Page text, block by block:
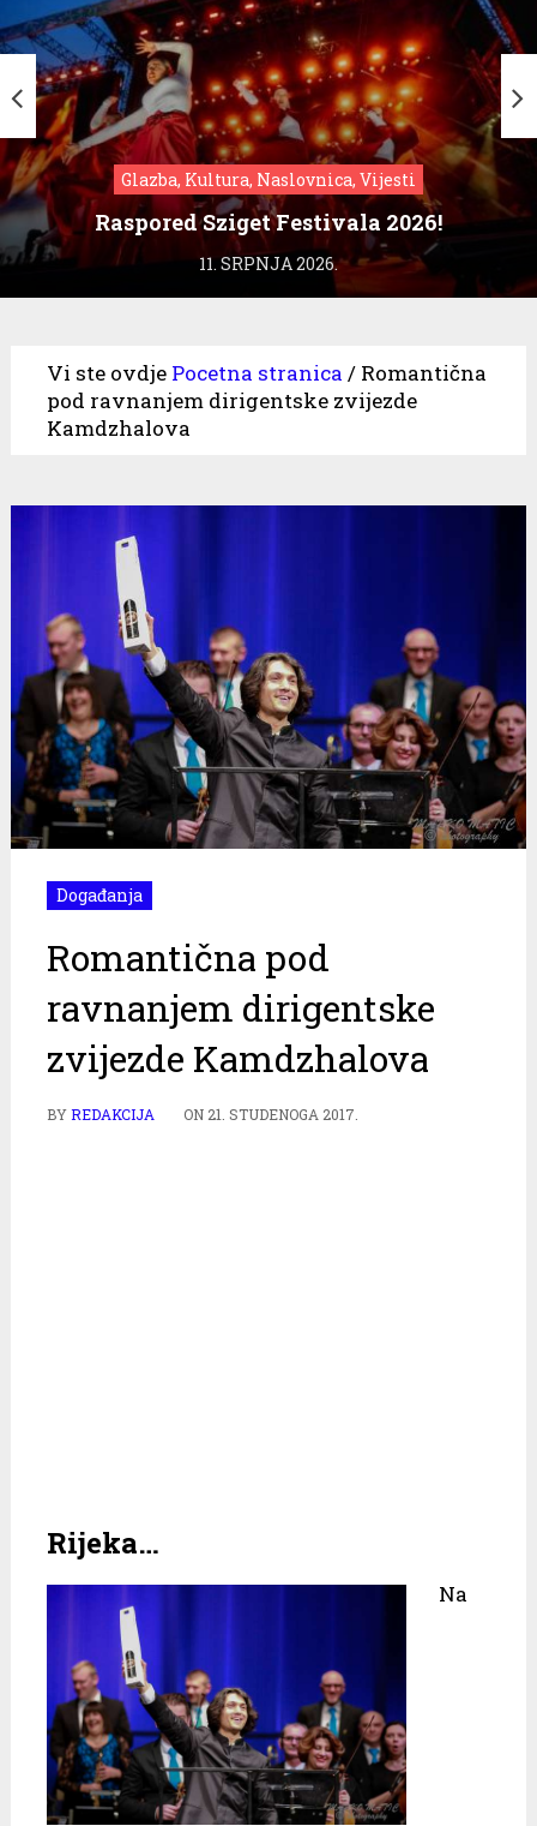
Glazba, Kultura, Naslovnica, Vijesti
Raspored Sziget Festivala 2026!
11. SRPNJA 2026.
Vi ste ovdje Pocetna stranica / Romantična
pod ravnanjem dirigentske zvijezde
Kamdzhalova
Događanja
Romantična pod
ravnanjem dirigentske
zvijezde Kamdzhalova
BYREDAKCIJA ON21. STUDENOGA 2017.
Rijeka…
Na